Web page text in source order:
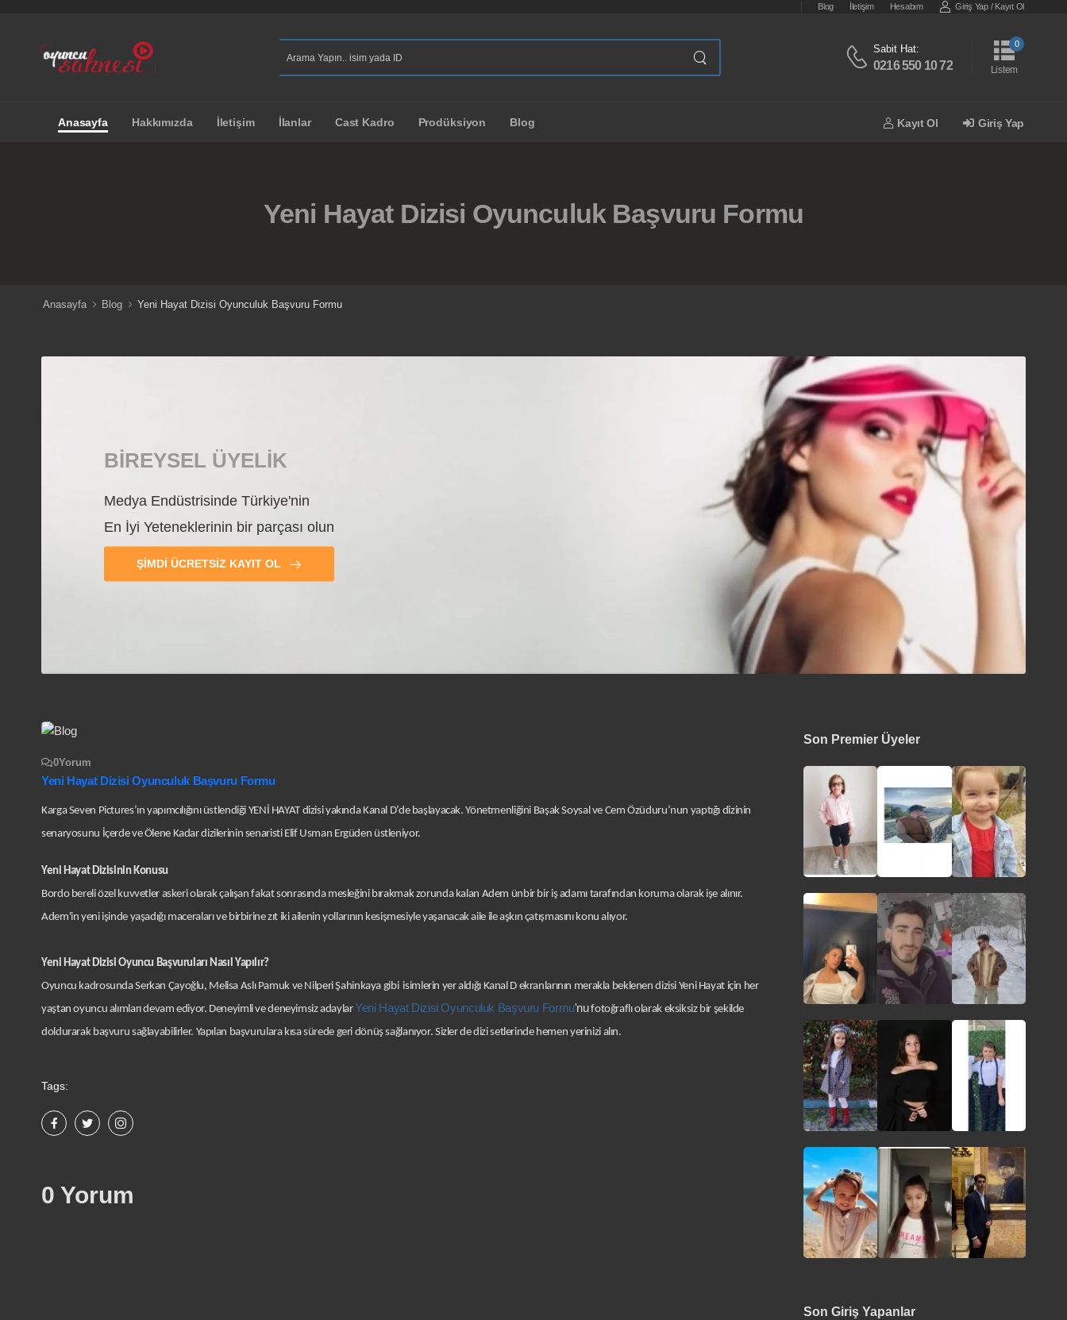
Blog İletişim Hesabım Giriş Yap / Kayıt Ol
Sabit Hat:
0216 550 10 72
0
Listem
Anasayfa Hakkımızda İletişim İlanlar Cast Kadro Prodüksiyon Blog Kayıt Ol Giriş Yap
Yeni Hayat Dizisi Oyunculuk Başvuru Formu
Anasayfa Blog Yeni Hayat Dizisi Oyunculuk Başvuru Formu
BIREYSEL ÜYELIK
Medya Endüstrisinde Türkiye'nin
En İyi Yeteneklerinin bir parçası olun
ŞIMDI ÜCRETSIZ KAYIT OL
0Yorum
Yeni Hayat Dizisi Oyunculuk Başvuru Formu
Karga Seven Pictures’ın yapımcılığını üstlendiği YENİ HAYAT dizisi yakında Kanal D’de başlayacak. Yönetmenliğini Başak Soysal ve Cem Özüduru’nun yaptığı dizinin
senaryosunu İçerde ve Ölene Kadar dizilerinin senaristi Elif Usman Ergüden üstleniyor.
Yeni Hayat Dizisinin Konusu
Bordo bereli özel kuvvetler askeri olarak çalışan fakat sonrasında mesleğini bırakmak zorunda kalan Adem ünbir bir iş adamı tarafından koruma olarak işe alınır.
Adem'in yeni işinde yaşadığı maceraları ve birbirine zıt iki ailenin yollarının kesişmesiyle yaşanacak aile ile aşkın çatışmasını konu alıyor.
Yeni Hayat Dizisi Oyuncu Başvuruları Nasıl Yapılır?
Oyuncu kadrosunda Serkan Çayoğlu, Melisa Aslı Pamuk ve Nilperi Şahinkaya gibi isimlerin yer aldığı Kanal D ekranlarının merakla beklenen dizisi Yeni Hayat için her
yaştan oyuncu alımları devam ediyor. Deneyimli ve deneyimsiz adaylarYeni Hayat Dizisi Oyunculuk Başvuru Formu'nufotoğraflı olarak eksiksiz bir şekilde
doldurarak başvuru sağlayabilirler. Yapılan başvurulara kısa sürede geri dönüş sağlanıyor. Sizler de dizi setlerinde hemen yerinizi alın.
Tags:
0 Yorum
Son Premier Üyeler
Son Giriş Yapanlar